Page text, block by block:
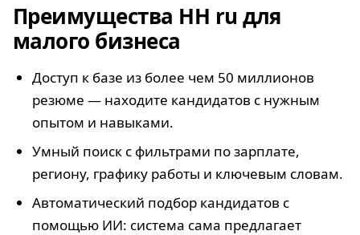
Преимущества HH ru для
малого бизнеса
Доступ к базе из более чем 50 миллионов
резюме — находите кандидатов с нужным
опытом и навыками.
Умный поиск с фильтрами по зарплате,
региону, графику работы и ключевым словам.
Автоматический подбор кандидатов с
помощью ИИ: система сама предлагает